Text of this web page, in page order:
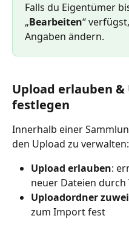
Falls du Eigentümer
„Bearbeiten“
Angaben ändern.
Upload erlauben
festlegen
Innerhalb einer
den Upload zu verwalten:
Upload erlauben:
neuer Dateien durch
Uploadordner
zum Import fest